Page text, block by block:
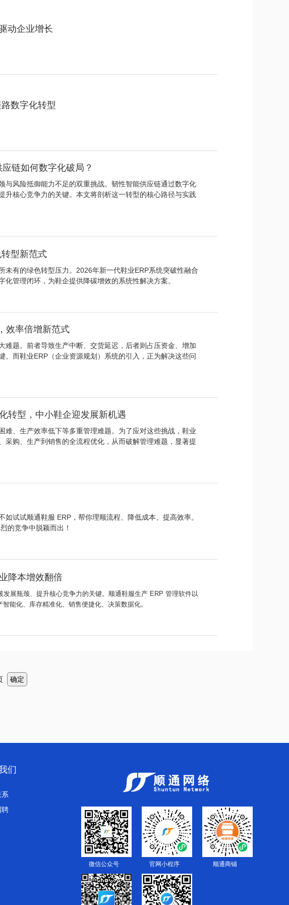
动企业增长
数字化转型
链如何数字化破局？
风险抵御能力不足的双重挑战。韧性智能供应链通过数字化
核心竞争力的关键。本文将剖析这一转型的核心路径与实践
型新范式
有的绿色转型压力。2026年新一代鞋业ERP系统突破性融合
管理闭环，为鞋企提供降碳增效的系统性解决方案。
效率倍增新范式
题。前者导致生产中断、交货延迟，后者则占压资金、增加
而鞋业ERP（企业资源规划）系统的引入，正为解决这些问
转型，中小鞋企迎发展新机遇
、生产效率低下等多重管理难题。为了应对这些挑战，鞋业
购、生产到销售的全流程优化，从而破解管理难题，显著提
如试试顺通鞋服 ERP，帮你理顺流程、降低成本、提高效率。
的竞争中脱颖而出！
降本增效翻倍
展瓶颈、提升核心竞争力的关键。顺通鞋服生产 ERP 管理软件以
能化、库存精准化、销售便捷化、决策数据化。
确定
们
聘
微信公众号 官网小程序 顺通商铺